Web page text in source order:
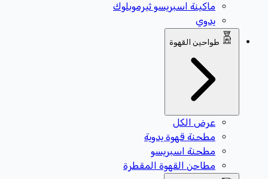
ماكينة اسبريسو ثيرموبلوك
يدوي
طواحين القهوة
عرض الكل
مطحنة قهوة يدوية
مطحنة اسبريسو
مطاحن القهوة المقطرة